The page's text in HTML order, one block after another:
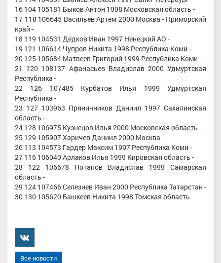
16 104 105181 Быков Антон 1998 Московская область -
17 118 106645 Васильев Артем 2000 Москва - Приморский
край -
18 119 104531 Дедков Иван 1997 Ненецкий АО -
19 121 106614 Чупров Никита 1998 Республика Коми -
20 125 105684 Матвеев Григорий 1999 Республика Коми -
21 120 108137 Афанасьев Владислав 2000 Удмуртская
Республика -
22 126 107485 Курбатов Илья 1999 Удмуртская
Республика -
23 127 103963 Пряничников Даниил 1997 Сахалинская
область -
24 128 106975 Кузнецов Илья 2000 Московская область -
25 129 105907 Харичев Даниил 2000 Москва -
26 113 104573 Гардер Максим 1997 Республика Коми -
27 116 106040 Арлаков Илья 1999 Кировская область -
28 122 106678 Потапов Владислав 1999 Самарская
область -
29 124 107466 Селезнев Иван 2000 Республика Татарстан -
30 130 105620 Башкеев Никита 1998 Томская область
���������
Все новости